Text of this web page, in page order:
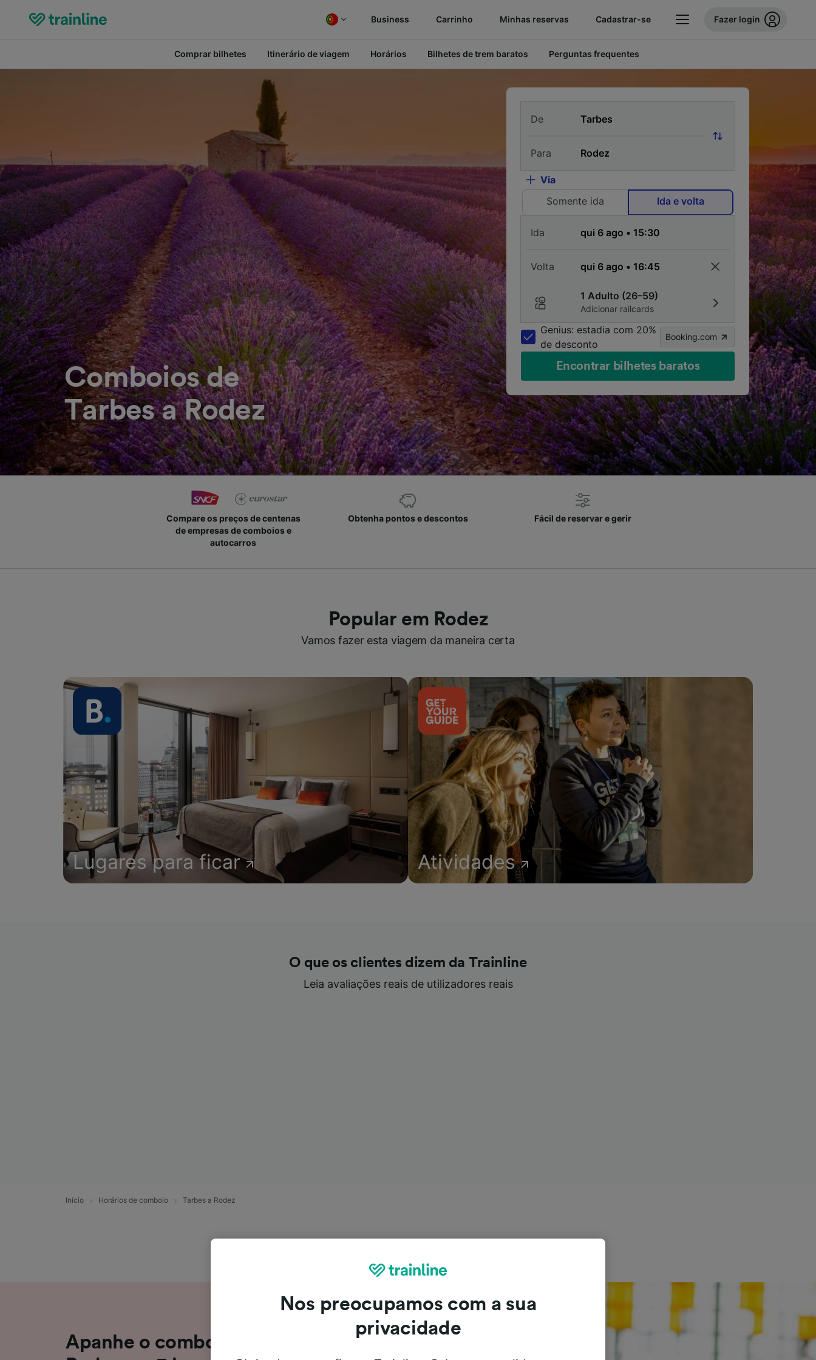
Business Carrinho Minhas reservas Cadastrar-se Fazer login
Comprar bilhetes Itinerário de viagem Horários Bilhetes de trem baratos Perguntas frequentes
Comboios de
Tarbes a Rodez
De
Para
Via
Somente ida
Ida e volta
Ida
Volta
1 Adulto (26–59)
Adicionar railcards
Genius: estadia com 20%
de desconto
Booking.com
Encontrar bilhetes baratos
Compare os preços de centenas
de empresas de comboios e
autocarros
Obtenha pontos e descontos Fácil de reservar e gerir
Popular em Rodez
Vamos fazer esta viagem da maneira certa
Lugares para ficar Atividades
O que os clientes dizem da Trainline
Leia avaliações reais de utilizadores reais
Início Horários de comboio Tarbes a Rodez
Apanhe o comboio de Tarbes para
Nos preocupamos com a sua
privacidade